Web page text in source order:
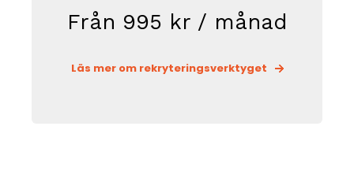
Från 995 kr / månad
Läs mer om rekryteringsverktyget